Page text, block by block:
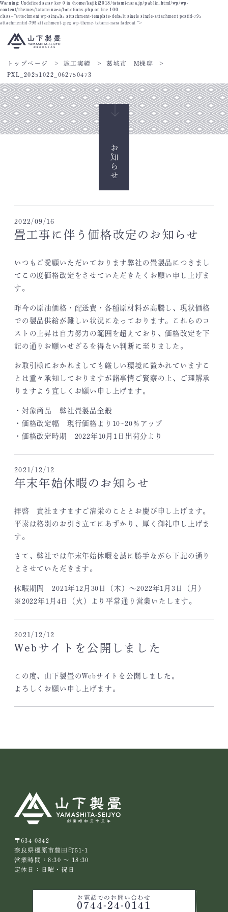
Warning: Undefined array key 0 in /home/kajiki2018/tatami-nara.jp/public_html/wp/wp-
content/themes/tatami-nara/functions.php on line 100
class="attachment wp-singular attachment-template-default single single-attachment postid-795
attachmentid-795 attachment-jpeg wp-theme-tatami-nara fadeout ">
トップページ 施工実績
葛城市 M様邸
PXL_20251022_062750473
お知らせ
2022/09/16
畳工事に伴う価格改定のお知らせ
いつもご愛顧いただいております弊社の畳製品につきまし
てこの度価格改定をさせていただきたくお願い申し上げま
す。
昨今の原油価格・配送費・各種原材料が高騰し、現状価格
での製品供給が難しい状況になっております。これらのコ
ストの上昇は自力努力の範囲を超えており、価格改定を下
記の通りお願いせざるを得ない判断に至りました。
お取引様におかれましても厳しい環境に置かれていますこ
とは重々承知しておりますが諸事情ご賢察の上、ご理解承
りますよう宜しくお願い申し上げます。
・対象商品 弊社畳製品全般
・価格改定幅 現行価格より10~20％アップ
・価格改定時期 2022年10月1日出荷分より
2021/12/12
年末年始休暇のお知らせ
拝啓 貴社ますますご清栄のこととお慶び申し上げます。
平素は格別のお引き立てにあずかり、厚く御礼申し上げま
す。
さて、弊社では年末年始休暇を誠に勝手ながら下記の通り
とさせていただきます。
休暇期間 2021年12月30日（木）～2022年1月3日（月）
※2022年1月4日（火）より平常通り営業いたします。
2021/12/12
Webサイトを公開しました
この度、山下製畳のWebサイトを公開しました。
よろしくお願い申し上げます。
〒634-0842
奈良県橿原市豊田町51-1
営業時間：8:30 ～ 18:30
定休日：日曜・祝日
お電話でのお問い合わせ
0744-24-0141